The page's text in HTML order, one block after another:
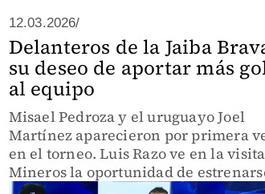
12.03.2026/
Delanteros de la Jaiba
su deseo de aportar más
al equipo
Misael Pedroza y el uruguayo Joel
Martínez aparecieron por primera
en el torneo. Luis Razo ve en la
Mineros la oportunidad de